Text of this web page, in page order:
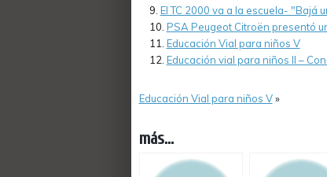
El TC 2000 va a la escuela- "Bajá
PSA Peugeot Citroën presentó
Educación Vial para niños V
Educación vial para niños II –
Educación Vial para niños V»
más...